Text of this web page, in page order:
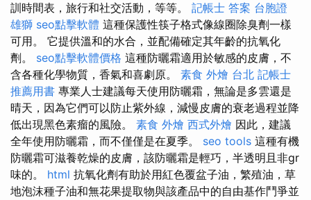
訓時間表，旅行和社交活動，等等。 記帳士 答案 台胞證
雄獅 seo點擊軟體 這種保護性筷子格式像線圈除臭劑一樣
可用。 它提供溫和的水合，並配備確定其年齡的抗氧化
劑。 seo點擊軟體價格 這種防曬霜適用於敏感的皮膚，不
含各種化學物質，香氣和喜劇原。 素食 外燴 台北 記帳士
推薦用書 專業人士建議每天使用防曬霜，無論是多雲還是
晴天，因為它們可以防止紫外線，減慢皮膚的衰老過程並降
低出現黑色素瘤的風險。 素食 外燴 西式外燴 因此，建議
全年使用防曬霜，而不僅僅是在夏季。 seo tools 這種有機
防曬霜可滋養乾燥的皮膚，該防曬霜是輕巧，半透明且非gr
味的。 html 抗氧化劑有助於用紅色覆盆子油，繁殖油，草
地泡沫種子油和無花果提取物與該產品中的自由基作鬥爭並